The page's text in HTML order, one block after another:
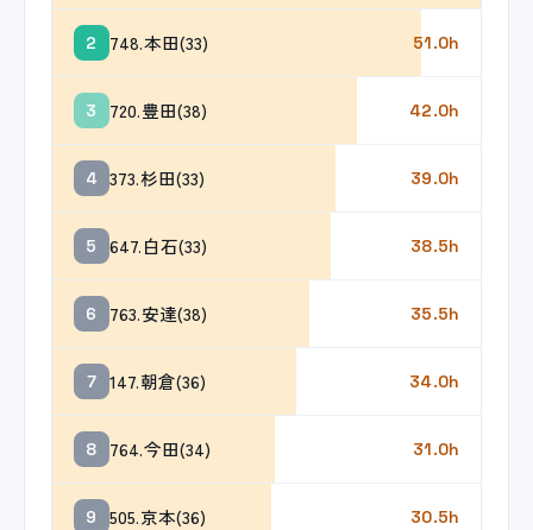
2 748.本田(33) 51.0h
3 720.豊田(38) 42.0h
4 373.杉田(33) 39.0h
5 647.白石(33) 38.5h
6 763.安達(38) 35.5h
7 147.朝倉(36) 34.0h
8 764.今田(34) 31.0h
9 505.京本(36) 30.5h